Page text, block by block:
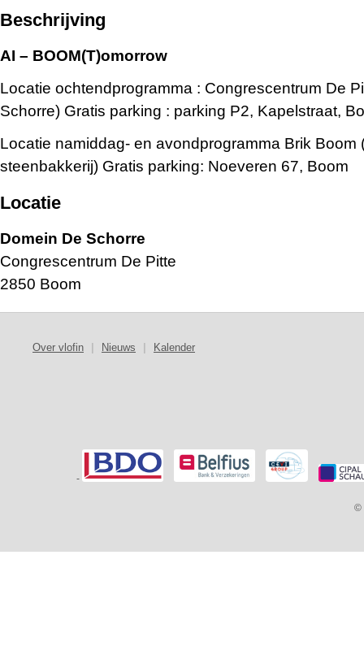
Beschrijving
AI – BOOM(T)omorrow
Locatie ochtendprogramma : Congrescentrum De
Schorre) Gratis parking : parking P2, Kapelstraat,
Locatie namiddag- en avondprogramma Brik Boom
steenbakkerij) Gratis parking: Noeveren 67, Boom
Locatie
Domein De Schorre
Congrescentrum De Pitte
2850 Boom
Over vlofin Nieuws Kalender
-
©